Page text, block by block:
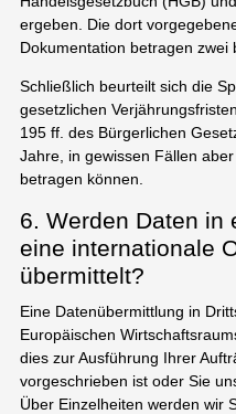
ergeben. Die dort
Dokumentation betragen zwei
Schließlich beurteilt sich die
gesetzlichen
195 ff. des Bürgerlichen
Jahre, in gewissen Fällen
betragen können.
6. Werden Daten in
eine internationale
übermittelt?
Eine Datenübermittlung in
Europäischen
dies zur Ausführung Ihrer
vorgeschrieben ist oder Sie
Über Einzelheiten werden wir